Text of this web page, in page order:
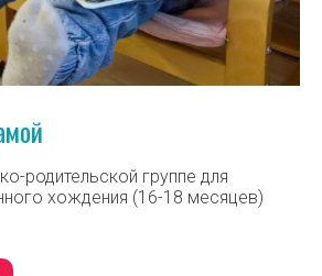
родительской группе для
хождения (16-18 месяцев)